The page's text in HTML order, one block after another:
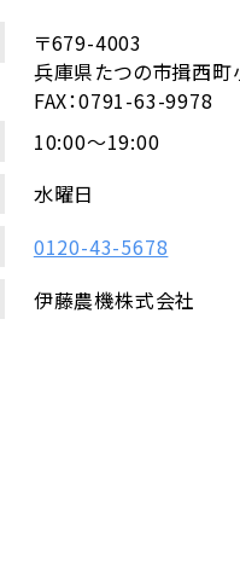
〒679-4003
兵庫県たつの市揖西
FAX：0791-63-9978
10:00～19:00
水曜日
0120-43-5678
伊藤農機株式会社